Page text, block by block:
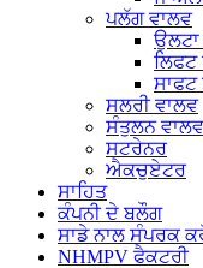
ਪਲੱਗ ਵਾਲਵ
ਲਿਫਟ
ਸਾਫਟ
ਸਲਰੀ ਵਾਲਵ
ਸੰਤੁਲਨ ਵਾਲਵ
ਸਟਰੇਨਰ
ਐਕਚੁਏਟਰ
ਸਾਹਿਤ
ਕੰਪਨੀ ਦੇ ਬਲੌਗ
ਸਾਡੇ ਨਾਲ ਸੰਪਰਕ
NHMPV ਫੈਕਟਰੀ